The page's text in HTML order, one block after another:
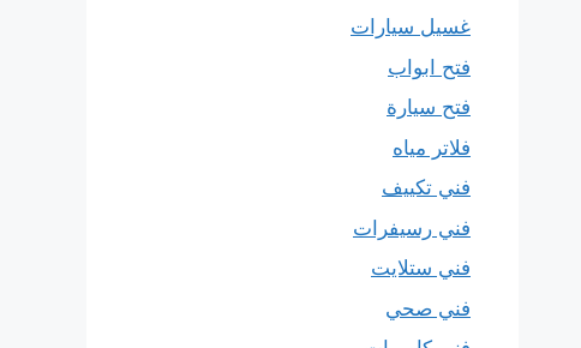
غسيل سيارات
فتح ابواب
فتح سيارة
فلاتر مياه
فني تكييف
فني رسيفرات
فني ستلايت
فني صحي